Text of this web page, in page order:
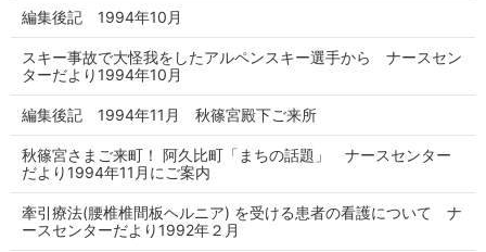
編集後記 1994年10月
スキー事故で大怪我をしたアルペンスキー選手から ナースセン
ターだより1994年10月
編集後記 1994年11月 秋篠宮殿下ご来所
秋篠宮さまご来町！ 阿久比町「まちの話題」 ナースセンター
だより1994年11月にご案内
牽引療法(腰椎椎間板ヘルニア) を受ける患者の看護について ナ
ースセンターだより1992年２月